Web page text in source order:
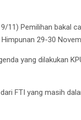
11) Pemilihan bakal
29-30
yang dilakukan
FTI yang masih